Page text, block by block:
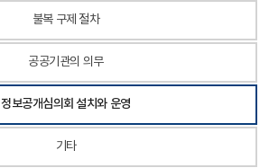
불복 구제 절차
공공기관의 의무
정보공개심의회 설치와 운영
기타